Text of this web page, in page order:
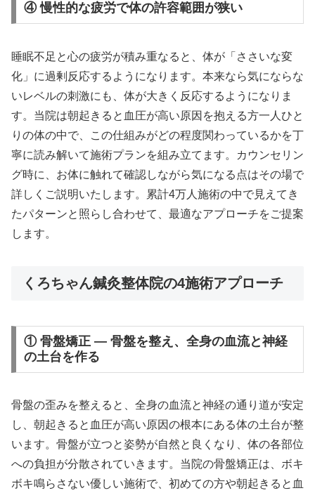
④ 慢性的な疲労で体の許容範囲が狭い
睡眠不足と心の疲労が積み重なると、体が「ささいな変
化」に過剰反応するようになります。本来なら気にならな
いレベルの刺激にも、体が大きく反応するようになりま
す。当院は朝起きると血圧が高い原因を抱える方一人ひと
りの体の中で、この仕組みがどの程度関わっているかを丁
寧に読み解いて施術プランを組み立てます。カウンセリン
グ時に、お体に触れて確認しながら気になる点はその場で
詳しくご説明いたします。累計4万人施術の中で見えてき
たパターンと照らし合わせて、最適なアプローチをご提案
します。
くろちゃん鍼灸整体院の4施術アプローチ
① 骨盤矯正 — 骨盤を整え、全身の血流と神経
の土台を作る
骨盤の歪みを整えると、全身の血流と神経の通り道が安定
し、朝起きると血圧が高い原因の根本にある体の土台が整
います。骨盤が立つと姿勢が自然と良くなり、体の各部位
への負担が分散されていきます。当院の骨盤矯正は、ボキ
ボキ鳴らさない優しい施術で、初めての方や朝起きると血